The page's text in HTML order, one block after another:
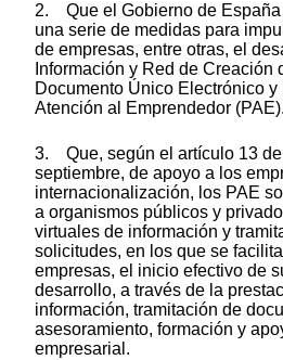
2. Que el Gobierno de
una serie de medidas para
de empresas, entre otras, el
Información y Red de Creación
Documento Único Electrónico
Atención al Emprendedor (PAE).
3. Que, según el artículo 13
septiembre, de apoyo a los
internacionalización, los PAE
a organismos públicos y
virtuales de información y
solicitudes, en los que se
empresas, el inicio efectivo de
desarrollo, a través de la
información, tramitación de
asesoramiento, formación y
empresarial.